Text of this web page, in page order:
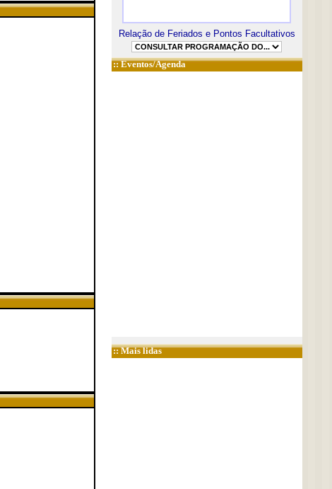
Relação de Feriados e Pontos Facultativos
::Eventos/Agenda
:: Mais lidas